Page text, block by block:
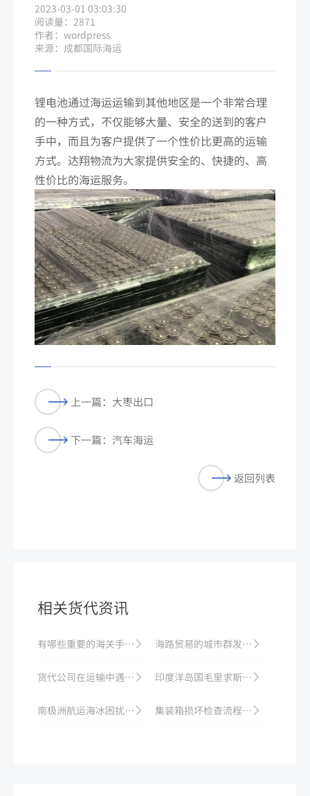
2023-03-01 03:03:30
阅读量：2871
作者：wordpress
来源：成都国际海运
锂电池通过海运运输到其他地区是一个非常合理
的一种方式，不仅能够大量、安全的送到的客户
手中，而且为客户提供了一个性价比更高的运输
方式。达翔物流为大家提供安全的、快捷的、高
性价比的海运服务。
上一篇：大枣出口
下一篇：汽车海运
返回列表
相关货代资讯
有哪些重要的海关手续需要注意？ 海路贸易的城市群发展战略演化及其影响因素
货代公司在运输中遇到疫情严重的国家管制港口怎么办 印度洋岛国毛里求斯海运市场逐渐崛起
南极洲航运海冰困扰，为解决航运问题提出新的挑战 集装箱损坏检查流程：提箱时如何排查损坏？